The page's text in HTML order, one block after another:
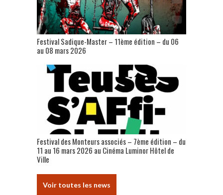
Festival Sadique-Master – 11ème édition – du 06
au 08 mars 2026
Festival des Monteurs associés – 7ème édition – du
11 au 16 mars 2026 au Cinéma Luminor Hôtel de
Ville
Voir toutes les news